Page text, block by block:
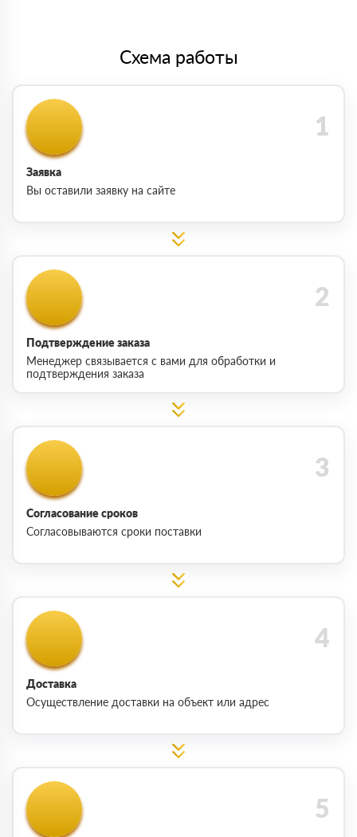
Схема работы
Заявка
Вы оставили заявку на сайте
Подтверждение заказа
Менеджер связывается с вами для обработки и
подтверждения заказа
Согласование сроков
Согласовываются сроки поставки
Доставка
Осуществление доставки на объект или адрес